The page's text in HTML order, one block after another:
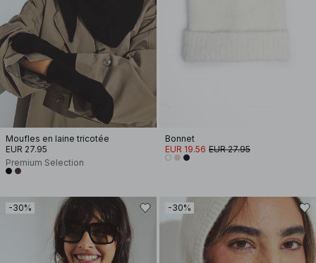
Moufles en laine tricotée
EUR 27.95
Premium Selection
Bonnet
EUR 19.56 EUR 27.95
-30% -30%